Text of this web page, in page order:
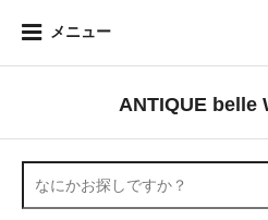
メニュー
ANTIQUE belle